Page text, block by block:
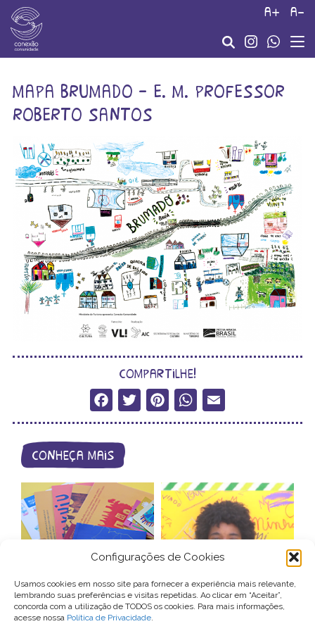
Configurações de Cookies
Usamos cookies em nosso site para fornecer a experiência mais relevante,
lembrando suas preferências e visitas repetidas. Ao clicar em “Aceitar”,
concorda com a utilização de TODOS os cookies. Para mais informações,
acesse nossa Política de Privacidade.
a+ a-
mapa brumado – e. m. professor
roberto santos
compartilhe!
Facebook
Twitter
Pinterest
WhatsApp
conheça mais
catálogo de
produtos
videocartas –
patrocínio